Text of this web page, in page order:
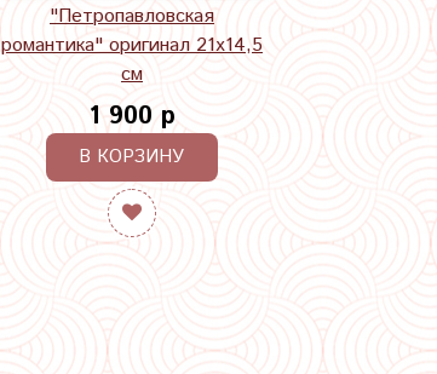
"Петропавловская
романтика" оригинал 21х14,5
см
1 900 р
В КОРЗИНУ